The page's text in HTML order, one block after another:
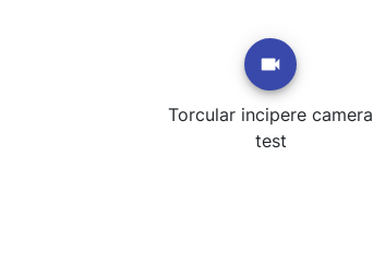
Torcular incipere camera
test